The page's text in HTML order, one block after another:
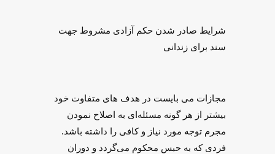
شرایط صادر شدن حکم آزادی مشروط جهت
سند برای زندانی
مجازات می بایست در هدف های متفاوت خود
بیشتر از هر گونه مسئله‌ای به اصلاح نمودن
مجرم توجه مورد نیاز و کافی را داشته باشد.
فردی که به حبس محکوم می‌گردد و دوران